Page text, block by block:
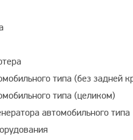
типа (без задней
типа (целиком)
автомобильного типа